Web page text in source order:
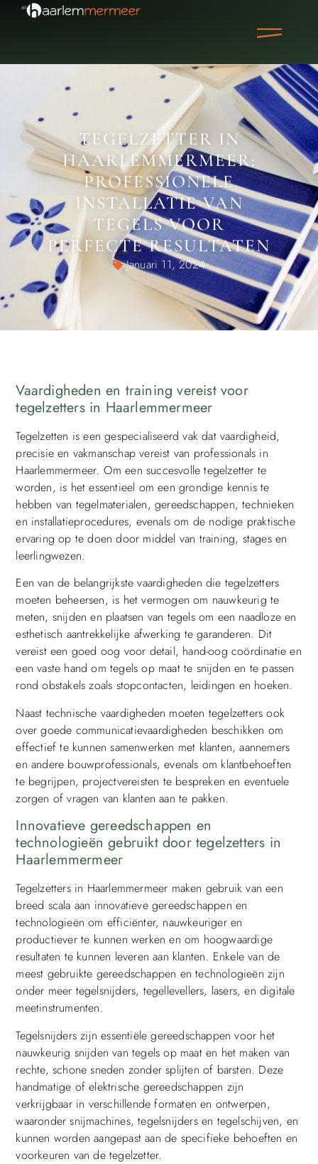
TEGELZETTER IN
HAARLEMMERMEER:
PROFESSIONELE
INSTALLATIE VAN
TEGELS VOOR
PERFECTE RESULTATEN
Januari 11, 2024
Vaardigheden en training vereist voor
tegelzetters in Haarlemmermeer
Tegelzetten is een gespecialiseerd vak dat vaardigheid,
precisie en vakmanschap vereist van professionals in
Haarlemmermeer. Om een succesvolle tegelzetter te
worden, is het essentieel om een grondige kennis te
hebben van tegelmaterialen, gereedschappen, technieken
en installatieprocedures, evenals om de nodige praktische
ervaring op te doen door middel van training, stages en
leerlingwezen.
Een van de belangrijkste vaardigheden die tegelzetters
moeten beheersen, is het vermogen om nauwkeurig te
meten, snijden en plaatsen van tegels om een naadloze en
esthetisch aantrekkelijke afwerking te garanderen. Dit
vereist een goed oog voor detail, hand-oog coördinatie en
een vaste hand om tegels op maat te snijden en te passen
rond obstakels zoals stopcontacten, leidingen en hoeken.
Naast technische vaardigheden moeten tegelzetters ook
over goede communicatievaardigheden beschikken om
effectief te kunnen samenwerken met klanten, aannemers
en andere bouwprofessionals, evenals om klantbehoeften
te begrijpen, projectvereisten te bespreken en eventuele
zorgen of vragen van klanten aan te pakken.
Innovatieve gereedschappen en
technologieën gebruikt door tegelzetters in
Haarlemmermeer
Tegelzetters in Haarlemmermeer maken gebruik van een
breed scala aan innovatieve gereedschappen en
technologieën om efficiënter, nauwkeuriger en
productiever te kunnen werken en om hoogwaardige
resultaten te kunnen leveren aan klanten. Enkele van de
meest gebruikte gereedschappen en technologieën zijn
onder meer tegelsnijders, tegellevellers, lasers, en digitale
meetinstrumenten.
Tegelsnijders zijn essentiële gereedschappen voor het
nauwkeurig snijden van tegels op maat en het maken van
rechte, schone sneden zonder splijten of barsten. Deze
handmatige of elektrische gereedschappen zijn
verkrijgbaar in verschillende formaten en ontwerpen,
waaronder snijmachines, tegelsnijders en tegelschijven, en
kunnen worden aangepast aan de specifieke behoeften en
voorkeuren van de tegelzetter.